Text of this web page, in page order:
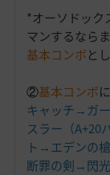
*オーソドック
マンするなら
基本コンボと
②基本コンボ
キャッチ→ガ
スラー（
ト→エデンの
断罪の剣→閃